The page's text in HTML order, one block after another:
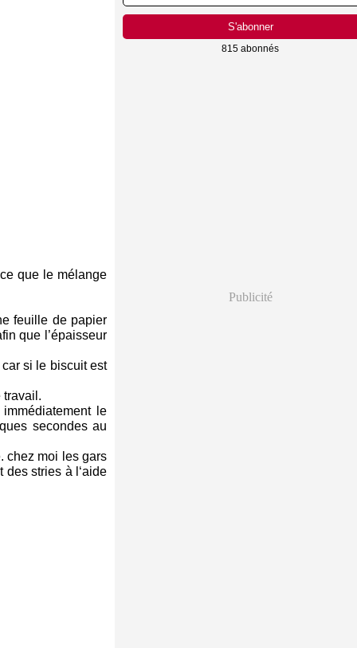
que le mélange
feuille de papier
que l’épaisseur
si le biscuit est
travail.
le
secondes au
chez moi les gars
stries à l‘aide
815 abonnés
Publicité